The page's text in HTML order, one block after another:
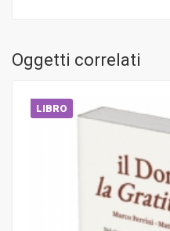
Oggetti correlati
LIBRO